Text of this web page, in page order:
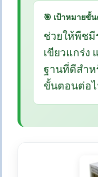
🎯 เป้าหมายขั้
ช่วยให้พืชมี
เขียวแกร่ง
ฐานที่ดีสำ
ขั้นตอนต่อ